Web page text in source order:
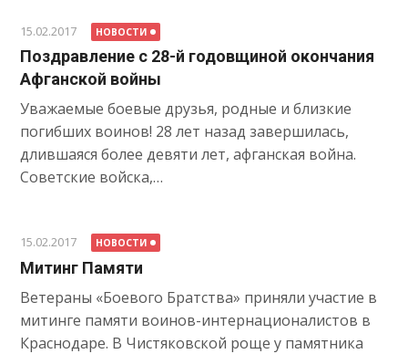
15.02.2017 НОВОСТИ
Поздравление с 28-й годовщиной окончания
Афганской войны
Уважаемые боевые друзья, родные и близкие
погибших воинов! 28 лет назад завершилась,
длившаяся более девяти лет, афганская война.
Советские войска,…
15.02.2017 НОВОСТИ
Митинг Памяти
Ветераны «Боевого Братства» приняли участие в
митинге памяти воинов-интернационалистов в
Краснодаре. В Чистяковской роще у памятника